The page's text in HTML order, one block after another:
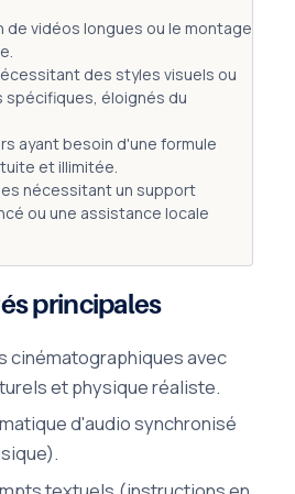
de vidéos longues ou le montage
des styles visuels ou
éloignés du
ayant besoin d'une formule
et illimitée.
nécessitant un support
ou une assistance locale
principales
cinématographiques avec
et physique réaliste.
d'audio synchronisé